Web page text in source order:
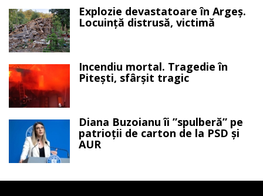
Explozie devastatoare în Argeș.
Locuință distrusă, victimă
Incendiu mortal. Tragedie în
Pitești, sfârșit tragic
Diana Buzoianu îi ”spulberă” pe
patrioții de carton de la PSD și
AUR